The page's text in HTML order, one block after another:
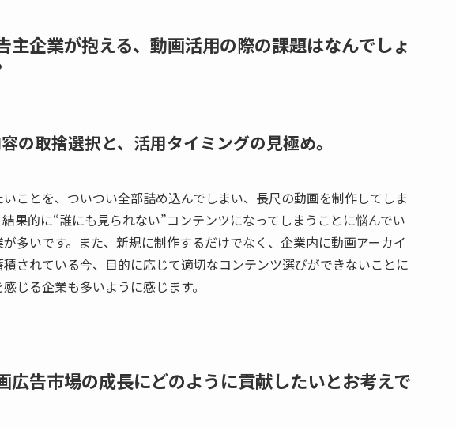
主企業が抱える、動画活用の際の課題はなんでしょ
の取捨選択と、活用タイミングの見極め。
ことを、ついつい全部詰め込んでしまい、長尺の動画を制作してしま
結果的に“誰にも見られない”コンテンツになってしまうことに悩んでい
が多いです。また、新規に制作するだけでなく、企業内に動画アーカイ
積されている今、目的に応じて適切なコンテンツ選びができないことに
じる企業も多いように感じます。
広告市場の成長にどのように貢献したいとお考えで